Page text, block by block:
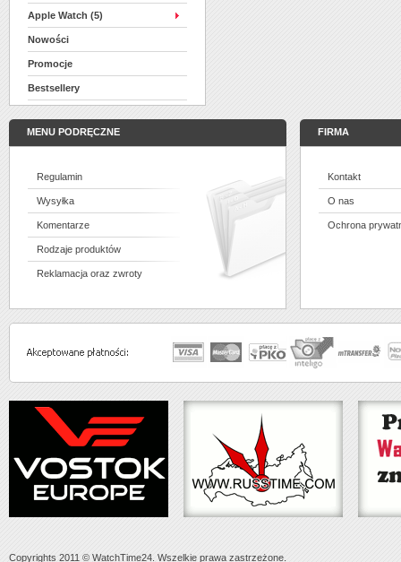
Apple Watch (5)
Nowości
Promocje
Bestsellery
MENU PODRĘCZNE
Regulamin
Wysyłka
Komentarze
Rodzaje produktów
Reklamacja oraz zwroty
FIRMA
Kontakt
O nas
Ochrona
Copyrights 2011 © WatchTime24. Wszelkie prawa zastrzeżone.